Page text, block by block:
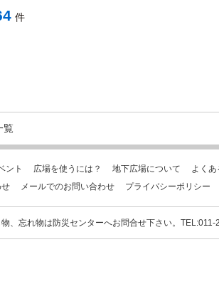
件
覧
ント 広場を使うには？ 地下広場について
よく
メールでのお問い合わせ プライバシーポリシー
、忘れ物は防災センターへお問合せ下さい。